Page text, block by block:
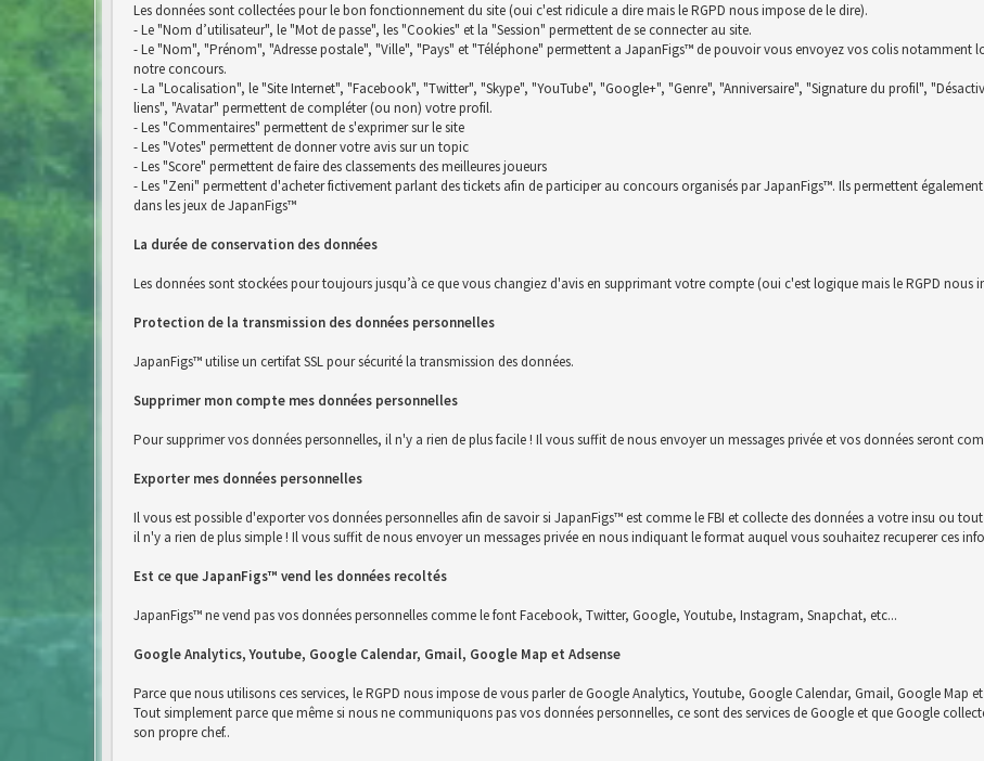
Les données sont collectées pour le bon fonctionnement du site (oui c'est ridicule a dire mais le RGPD nous impose de le dire).
- Le "Nom d’utilisateur", le "Mot de passe", les "Cookies" et la "Session" permettent de se connecter au site.
- Le "Nom", "Prénom", "Adresse postale", "Ville", "Pays" et "Téléphone" permettent a JapanFigs™ de pouvoir vous envoyez vos colis notamment
notre concours.
- La "Localisation", le "Site Internet", "Facebook", "Twitter", "Skype", "YouTube", "Google+", "Genre", "Anniversaire", "Signature du profil",
liens", "Avatar" permettent de compléter (ou non) votre profil.
- Les "Commentaires" permettent de s'exprimer sur le site
- Les "Votes" permettent de donner votre avis sur un topic
- Les "Score" permettent de faire des classements des meilleures joueurs
- Les "Zeni" permettent d'acheter fictivement parlant des tickets afin de participer au concours organisés par JapanFigs™. Ils permettent
dans les jeux de JapanFigs™
La durée de conservation des données
Les données sont stockées pour toujours jusqu’à ce que vous changiez d'avis en supprimant votre compte (oui c'est logique mais le RGPD nous
Protection de la transmission des données personnelles
JapanFigs™ utilise un certifat SSL pour sécurité la transmission des données.
Supprimer mon compte mes données personnelles
Pour supprimer vos données personnelles, il n'y a rien de plus facile ! Il vous suffit de nous envoyer un messages privée et vos données seront
Exporter mes données personnelles
Il vous est possible d'exporter vos données personnelles afin de savoir si JapanFigs™ est comme le FBI et collecte des données a votre insu ou
il n'y a rien de plus simple ! Il vous suffit de nous envoyer un messages privée en nous indiquant le format auquel vous souhaitez recuperer ces
Est ce que JapanFigs™ vend les données recoltés
JapanFigs™ ne vend pas vos données personnelles comme le font Facebook, Twitter, Google, Youtube, Instagram, Snapchat, etc...
Google Analytics, Youtube, Google Calendar, Gmail, Google Map et Adsense
Parce que nous utilisons ces services, le RGPD nous impose de vous parler de Google Analytics, Youtube, Google Calendar, Gmail, Google Map
Tout simplement parce que même si nous ne communiquons pas vos données personnelles, ce sont des services de Google et que Google
son propre chef..